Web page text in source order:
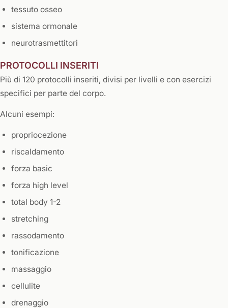
tessuto osseo
sistema ormonale
neurotrasmettitori
PROTOCOLLI INSERITI
Più di 120 protocolli inseriti, divisi per livelli e con esercizi
specifici per parte del corpo.
Alcuni esempi:
propriocezione
riscaldamento
forza basic
forza high level
total body 1-2
stretching
rassodamento
tonificazione
massaggio
cellulite
drenaggio